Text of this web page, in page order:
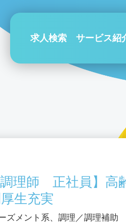
求人検索 サービス紹
理師 正社員】高
生充実
ズメント系、調理／調理補助